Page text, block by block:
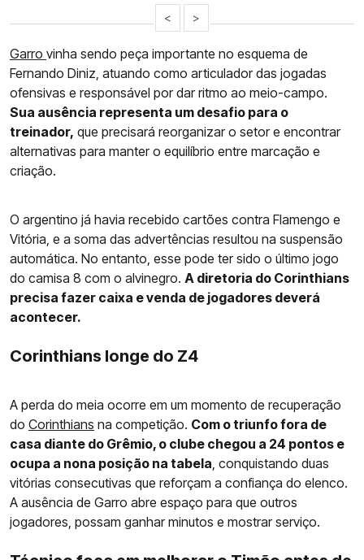
< >
Garro vinha sendo peça importante no esquema de
Fernando Diniz, atuando como articulador das jogadas
ofensivas e responsável por dar ritmo ao meio-campo.
Sua ausência representa um desafio para o
treinador, que precisará reorganizar o setor e encontrar
alternativas para manter o equilíbrio entre marcação e
criação.
O argentino já havia recebido cartões contra Flamengo e
Vitória, e a soma das advertências resultou na suspensão
automática. No entanto, esse pode ter sido o último jogo
do camisa 8 com o alvinegro. A diretoria do Corinthians
precisa fazer caixa e venda de jogadores deverá
acontecer.
Corinthians longe do Z4
A perda do meia ocorre em um momento de recuperação
do Corinthians na competição. Com o triunfo fora de
casa diante do Grêmio, o clube chegou a 24 pontos e
ocupa a nona posição na tabela , conquistando duas
vitórias consecutivas que reforçam a confiança do elenco.
A ausência de Garro abre espaço para que outros
jogadores, possam ganhar minutos e mostrar serviço.